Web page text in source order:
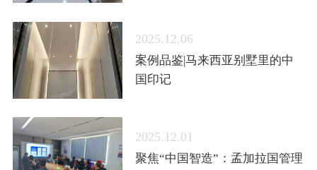
2025.12.06
案例品鉴|马来西亚别墅里的中
国印记
2025.12.01
聚焦“中国智造”：孟加拉国管理